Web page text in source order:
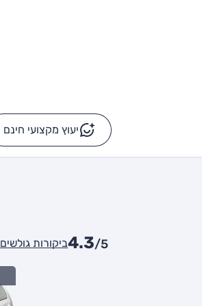
יעוץ מקצועי חינם -
4.3/5 ביקורות גולשים